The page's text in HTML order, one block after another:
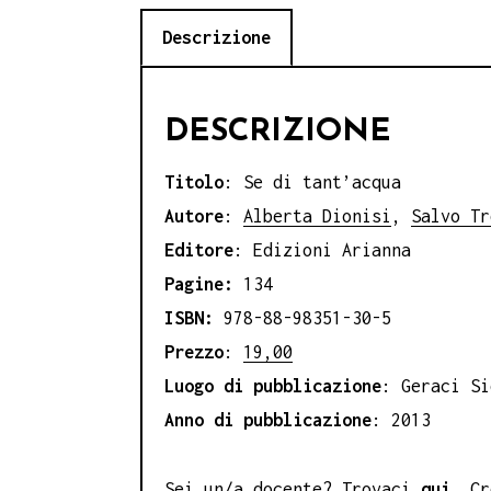
Descrizione
DESCRIZIONE
Titolo: Se di tant’acqua
Autore: Alberta Dionisi , Salvo
Editore: Edizioni Arianna
Pagine: 134
ISBN: 978-88-98351-30-5
Prezzo: 19,00
Luogo di pubblicazione: Geraci
Anno di pubblicazione: 2013